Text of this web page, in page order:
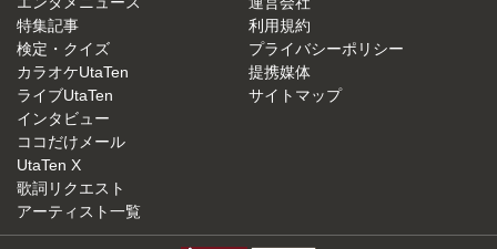
特集記事
検定・クイズ
カラオケUtaTen
ライブUtaTen
インタビュー
ココだけメール
UtaTen X
歌詞リクエスト
アーティスト一覧
利用規約
プライバシーポリシー
提携媒体
サイトマップ